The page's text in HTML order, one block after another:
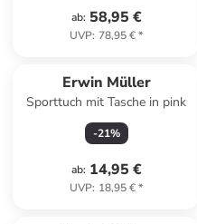
ab: 58,95 €
UVP: 78,95 €*
Erwin Müller
Sporttuch mit Tasche in pink
-21%
ab: 14,95 €
UVP: 18,95 €*